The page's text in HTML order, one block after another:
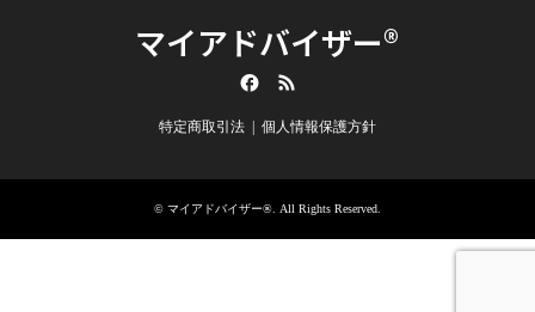
マイアドバイザー®
特定商取引法 個人情報保護方針
© マイアドバイザー®. All Rights Reserved.